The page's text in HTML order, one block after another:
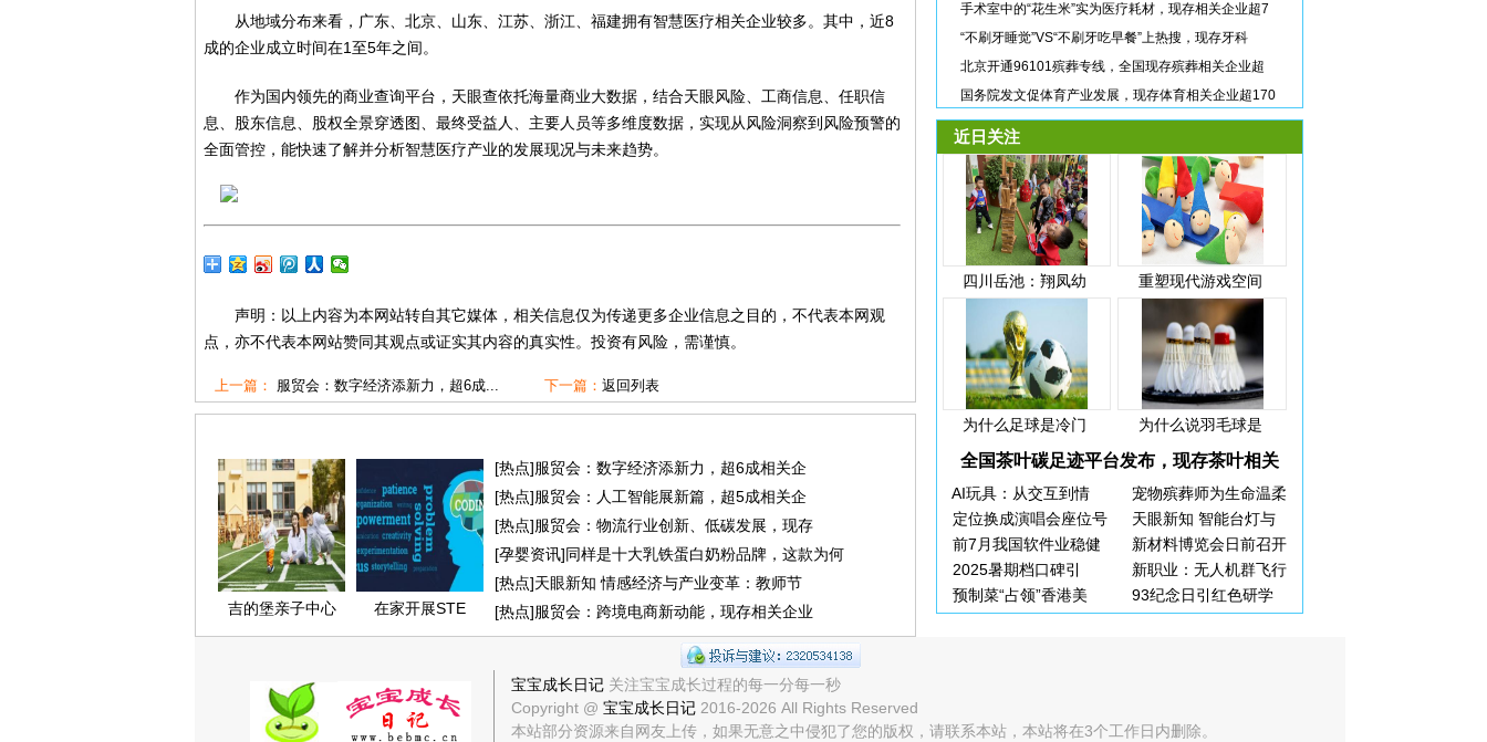
从地域分布来看，广东、北京、山东、江苏、浙江、福建拥有智慧医疗相关企业较多。其中，近8
成的企业成立时间在1至5年之间。
作为国内领先的商业查询平台，天眼查依托海量商业大数据，结合天眼风险、工商信息、任职信
息、股东信息、股权全景穿透图、最终受益人、主要人员等多维度数据，实现从风险洞察到风险预警的
全面管控，能快速了解并分析智慧医疗产业的发展现况与未来趋势。
声明：以上内容为本网站转自其它媒体，相关信息仅为传递更多企业信息之目的，不代表本网观
点，亦不代表本网站赞同其观点或证实其内容的真实性。投资有风险，需谨慎。
上一篇： 服贸会：数字经济添新力，超6成... 下一篇： 返回列表
吉的堡亲子中心 在家开展STE
[热点]服贸会：数字经济添新力，超6成相关企
[热点]服贸会：人工智能展新篇，超5成相关企
[热点]服贸会：物流行业创新、低碳发展，现存
[孕婴资讯]同样是十大乳铁蛋白奶粉品牌，这款为何
[热点]天眼新知 情感经济与产业变革：教师节
[热点]服贸会：跨境电商新动能，现存相关企业
手术室中的“花生米”实为医疗耗材，现存相关企业超7
“不刷牙睡觉”VS“不刷牙吃早餐”上热搜，现存牙科
北京开通96101殡葬专线，全国现存殡葬相关企业超
国务院发文促体育产业发展，现存体育相关企业超170
近日关注
四川岳池：翔凤幼 重塑现代游戏空间
为什么足球是冷门 为什么说羽毛球是
全国茶叶碳足迹平台发布，现存茶叶相关
AI玩具：从交互到情
宠物殡葬师为生命温柔
定位换成演唱会座位号
天眼新知 智能台灯与
前7月我国软件业稳健
新材料博览会日前召开
2025暑期档口碑引
新职业：无人机群飞行
预制菜“占领”香港美
93纪念日引红色研学
宝宝成长日记 关注宝宝成长过程的每一分每一秒
Copyright @ 宝宝成长日记 2016-2026 All Rights Reserved
本站部分资源来自网友上传，如果无意之中侵犯了您的版权，请联系本站，本站将在3个工作日内删除。